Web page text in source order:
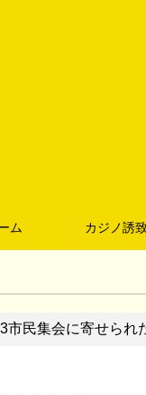
ム カジノ誘
市民集会に寄せられ